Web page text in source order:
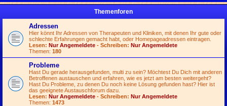
Themenforen
Adressen
Hier könnt Ihr Adressen von Therapeuten und Kliniken, mit denen Ihr gute oder
schlechte Erfahrungen gemacht habt, oder Homepageadressen eintragen.
Lesen: Nur Angemeldete - Schreiben: Nur Angemeldete
Themen: 180
Probleme
Hast Du gerade herausgefunden, multi zu sein? Möchtest Du Dich mit anderen
Betroffenen austauschen und erfahren, wie es jetzt am besten weitergeht?
Hast Du Probleme, zu denen Du noch keine Lösung gefunden hast? Hier ist
das geeignete Austauschforum dazu.
Lesen: Nur Angemeldete - Schreiben: Nur Angemeldete
Themen: 1473